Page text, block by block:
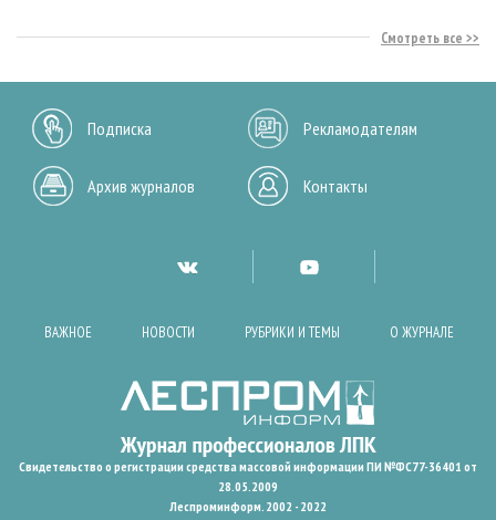
Смотреть все
Подписка Рекламодателям
Архив журналов Контакты
ВАЖНОЕ НОВОСТИ РУБРИКИ И ТЕМЫ О ЖУРНАЛЕ
Свидетельство о регистрации средства массовой информации ПИ №ФС77-36401 от
28.05.2009
Леспроминформ. 2002 - 2022